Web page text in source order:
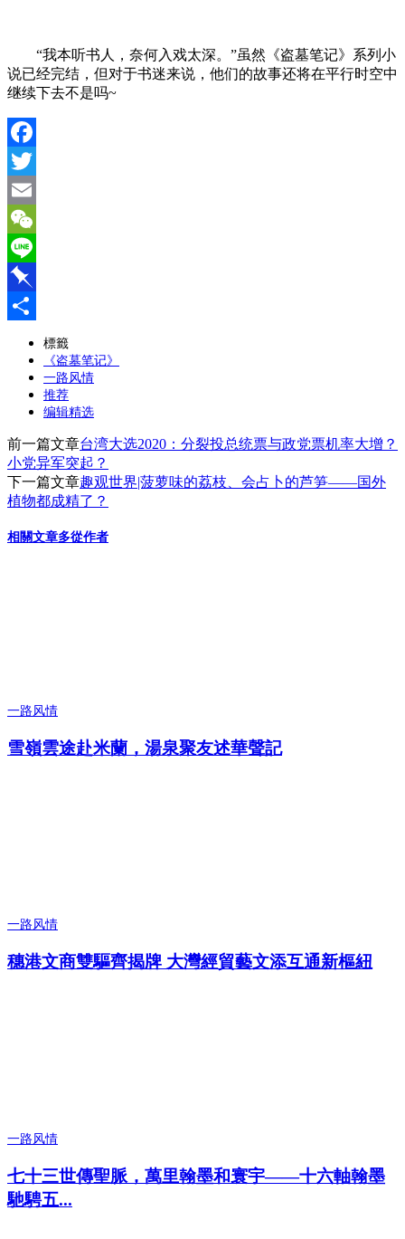
“我本听书人，奈何入戏太深。”虽然《盗墓笔记》系列小
说已经完结，但对于书迷来说，他们的故事还将在平行时空中
继续下去不是吗~
Facebook
Twitter
Email
WeChat
Line
Pinboard
標籤
《盗墓笔记》
一路风情
推荐
编辑精选
前一篇文章台湾大选2020：分裂投总统票与政党票机率大增？
小党异军突起？
下一篇文章趣观世界|菠萝味的荔枝、会占卜的芦笋——国外
植物都成精了？
相關文章多從作者
一路风情
雪嶺雲途赴米蘭，湯泉聚友述華聲記
一路风情
穗港文商雙驅齊揭牌 大灣經貿藝文添互通新樞紐
一路风情
七十三世傳聖脈，萬里翰墨和寰宇——十六軸翰墨
馳騁五...